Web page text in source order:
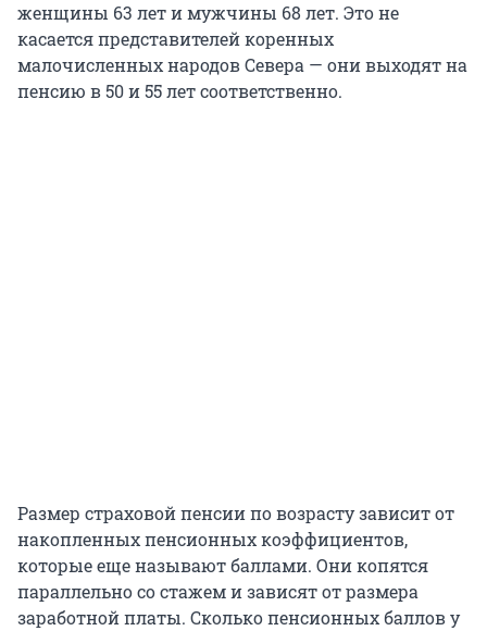
женщины 63 лет и мужчины 68 лет. Это не
касается представителей коренных
малочисленных народов Севера — они выходят на
пенсию в 50 и 55 лет соответственно.
Размер страховой пенсии по возрасту зависит от
накопленных пенсионных коэффициентов,
которые еще называют баллами. Они копятся
параллельно со стажем и зависят от размера
заработной платы. Сколько пенсионных баллов у